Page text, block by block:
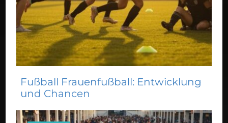
Fußball Frauenfußball: Entwicklung
und Chancen